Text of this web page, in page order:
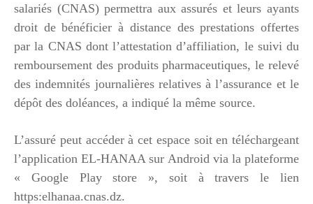
salariés (CNAS) permettra aux assurés et leurs ayants
droit de bénéficier à distance des prestations offertes
par la CNAS dont l’attestation d’affiliation, le suivi du
remboursement des produits pharmaceutiques, le relevé
des indemnités journalières relatives à l’assurance et le
dépôt des doléances, a indiqué la même source.
L’assuré peut accéder à cet espace soit en téléchargeant
l’application EL-HANAA sur Android via la plateforme
« Google Play store », soit à travers le lien
https:elhanaa.cnas.dz.